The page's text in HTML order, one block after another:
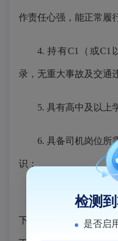
作责任心强，能正常履
4.持有C1（或C1
录，无重大事故及交通
5. 具有高中及以上
6. 具备司机岗位所
识；
年龄在55周
下 年龄在50周岁
检测
是否启